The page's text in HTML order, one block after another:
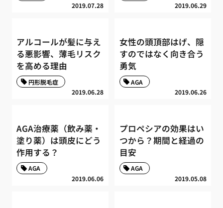
2019.07.28 2019.06.29
アルコールが髪に与え
る悪影響、薄毛リスク
を高める理由
2019.06.28
円形脱毛症
女性の頭頂部はげ、隠
すのではなく向き合う
勇気
2019.06.26
AGA
AGA治療薬（飲み薬・
塗り薬）は頭皮にどう
作用する？
2019.06.06
AGA
プロペシアの効果はい
つから？期間と経過の
目安
2019.05.08
AGA